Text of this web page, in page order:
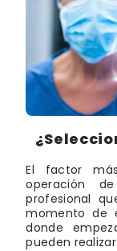
El factor
operación
profesional
momento de
donde
pueden